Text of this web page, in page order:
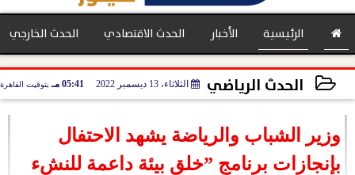
الرئيسية الأخبار الحدث الاقتصادي الحدث الخارجي
الحدث الرياضي الثلاثاء، 13 ديسمبر 2022 05:41 مـ بتوقيت القاهرة
وزير الشباب والرياضة يشهد الاحتفال
بإنجازات برنامج ”خلق بيئة داعمة للنشء